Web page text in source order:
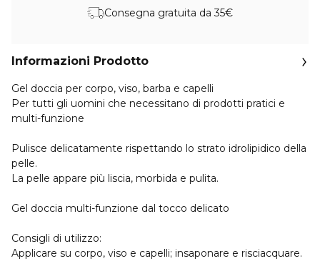
Consegna gratuita da 35€
Informazioni Prodotto
Gel doccia per corpo, viso, barba e capelli
Per tutti gli uomini che necessitano di prodotti pratici e
multi-funzione
Pulisce delicatamente rispettando lo strato idrolipidico della
pelle.
La pelle appare più liscia, morbida e pulita.
Gel doccia multi-funzione dal tocco delicato
Consigli di utilizzo:
Applicare su corpo, viso e capelli; insaponare e risciacquare.